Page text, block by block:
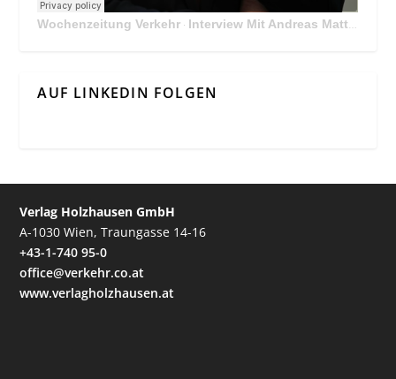
Wochenzeitung Verkehr · Interview Mit Andreas Matthä, CEO der ÖBB Holding
AUF LINKEDIN FOLGEN
Verlag Holzhausen GmbH
A-1030 Wien, Traungasse 14-16
+43-1-740 95-0
office@verkehr.co.at
www.verlagholzhausen.at